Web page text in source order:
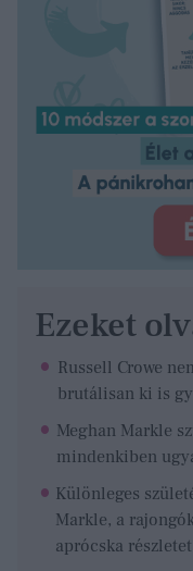
Ezeket
Russell Crowe
brutálisan ki is
Meghan Markle
mindenkiben
Különleges
Markle, a
aprócska részletet